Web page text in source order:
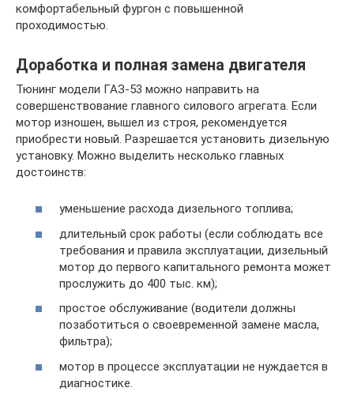
комфортабельный фургон с повышенной
проходимостью.
Доработка и полная замена двигателя
Тюнинг модели ГАЗ-53 можно направить на
совершенствование главного силового агрегата. Если
мотор изношен, вышел из строя, рекомендуется
приобрести новый. Разрешается установить дизельную
установку. Можно выделить несколько главных
достоинств:
уменьшение расхода дизельного топлива;
длительный срок работы (если соблюдать все
требования и правила эксплуатации, дизельный
мотор до первого капитального ремонта может
прослужить до 400 тыс. км);
простое обслуживание (водители должны
позаботиться о своевременной замене масла,
фильтра);
мотор в процессе эксплуатации не нуждается в
диагностике.